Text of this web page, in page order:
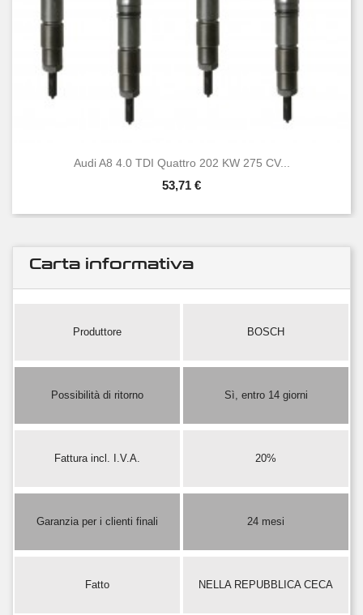
Audi A8 4.0 TDI Quattro 202 KW 275 CV...
53,71 €
Carta informativa
Produttore BOSCH
Possibilità di ritorno Sì, entro 14 giorni
Fattura incl. I.V.A. 20%
Garanzia per i clienti finali 24 mesi
Fatto NELLA REPUBBLICA CECA